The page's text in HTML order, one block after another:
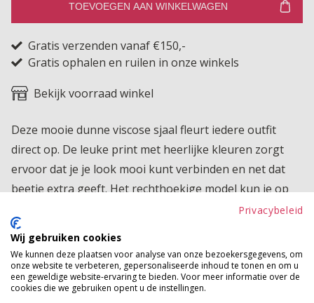
TOEVOEGEN AAN WINKELWAGEN
Gratis verzenden vanaf €150,-
Gratis ophalen en ruilen in onze winkels
Bekijk voorraad winkel
Deze mooie dunne viscose sjaal fleurt iedere outfit
direct op. De leuke print met heerlijke kleuren zorgt
ervoor dat je je look mooi kunt verbinden en net dat
beetje extra geeft. Het rechthoekige model kun je op
veel verschillende manieren knopen, waardoor je
eindeloos kunt variëren. Ook leuk om in je haar te
dragen voor een speelse boho vibe.
Product kenmerken
Privacybeleid
Wij gebruiken cookies
We kunnen deze plaatsen voor analyse van onze bezoekersgegevens, om
onze website te verbeteren, gepersonaliseerde inhoud te tonen en om u
een geweldige website-ervaring te bieden. Voor meer informatie over de
cookies die we gebruiken opent u de instellingen.